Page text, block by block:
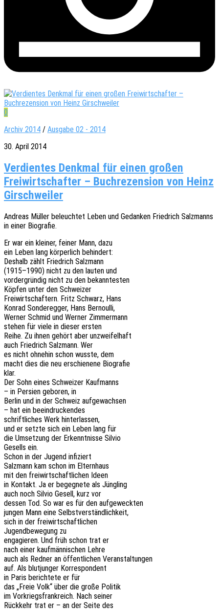
0
Archiv 2014 / Ausgabe 02 - 2014
30. April 2014
Verdientes Denkmal für einen großen
Freiwirtschafter – Buchrezension von Heinz
Girschweiler
Andre­as Müller beleuch­tet Leben und Gedan­ken Fried­rich Salz­manns
in einer Biografie.
Er war ein klei­ner, feiner Mann, dazu
ein Leben lang körper­lich behindert:
Deshalb zählt Fried­rich Salzmann
(1915–1990) nicht zu den lauten und
vorder­grün­dig nicht zu den bekanntesten
Köpfen unter den Schweizer
Frei­wirt­schaf­tern. Fritz Schwarz, Hans
Konrad Sonder­eg­ger, Hans Bernoulli,
Werner Schmid und Werner Zimmermann
stehen für viele in dieser ersten
Reihe. Zu ihnen gehört aber unzweifelhaft
auch Fried­rich Salz­mann. Wer
es nicht ohne­hin schon wusste, dem
macht dies die neu erschie­ne­ne Biografie
klar.
Der Sohn eines Schwei­zer Kaufmanns
– in Persi­en gebo­ren, in
Berlin und in der Schweiz aufgewachsen
– hat ein beeindruckendes
schrift­li­ches Werk hinterlassen,
und er setzte sich ein Leben lang für
die Umset­zung der Erkennt­nis­se Silvio
Gesells ein.
Schon in der Jugend infiziert
Salz­mann kam schon im Elternhaus
mit den frei­wirt­schaft­li­chen Ideen
in Kontakt. Ja er begeg­ne­te als Jüngling
auch noch Silvio Gesell, kurz vor
dessen Tod. So war es für den aufgeweckten
jungen Mann eine Selbstverständlichkeit,
sich in der freiwirtschaftlichen
Jugend­be­we­gung zu
enga­gie­ren. Und früh schon trat er
nach einer kauf­män­ni­schen Lehre
auch als Redner an öffent­li­chen Veranstaltungen
auf. Als blut­jun­ger Korrespondent
in Paris berich­te­te er für
das „Freie Volk“ über die große Politik
im Vorkriegs­frank­reich. Nach seiner
Rück­kehr trat er – an der Seite des